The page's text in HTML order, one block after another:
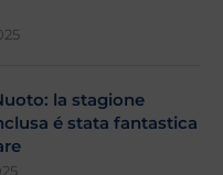
la stagione
é stata fantastica